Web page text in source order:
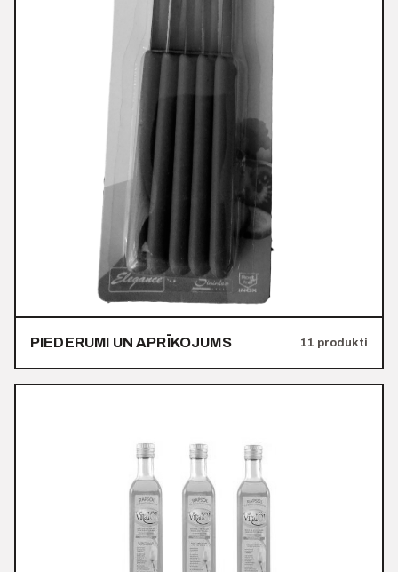
PIEDERUMI UN APRĪKOJUMS 11 produkti